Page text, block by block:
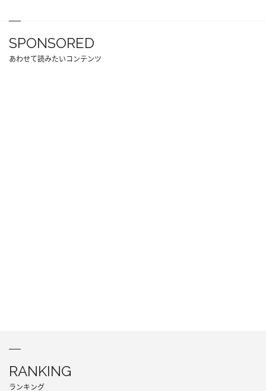
SPONSORED
あわせて読みたいコンテンツ
RANKING
ランキング